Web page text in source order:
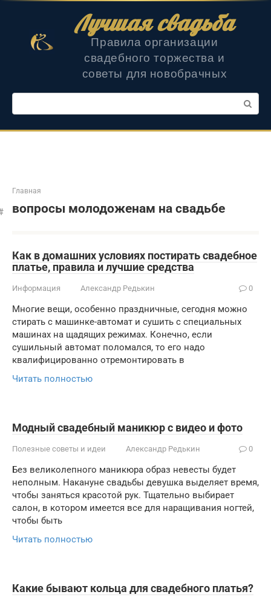
Лучшая свадьба
Правила организации
свадебного торжества и
советы для новобрачных
Поиск:
Главная
вопросы молодоженам на свадьбе
Как в домашних условиях постирать свадебное
платье, правила и лучшие средства
Информация Александр Редькин 0
Многие вещи, особенно праздничные, сегодня можно
стирать с машинке-автомат и сушить с специальных
машинах на щадящих режимах. Конечно, если
сушильный автомат поломался, то его надо
квалифицированно отремонтировать в
Читать полностью
Модный свадебный маникюр с видео и фото
Полезные советы и идеи Александр Редькин 0
Без великолепного маникюра образ невесты будет
неполным. Накануне свадьбы девушка выделяет время,
чтобы заняться красотой рук. Тщательно выбирает
салон, в котором имеется все для наращивания ногтей,
чтобы быть
Читать полностью
Какие бывают кольца для свадебного платья?